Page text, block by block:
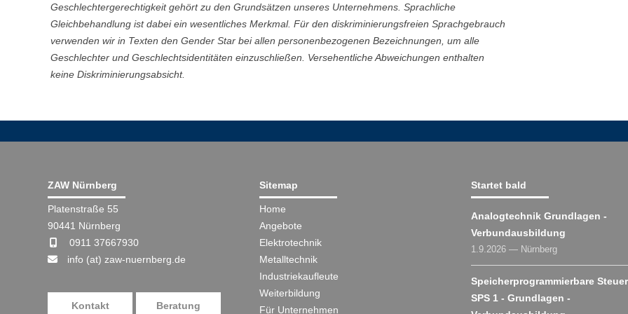
Geschlechtergerechtigkeit gehört zu den Grundsätzen unseres Unternehmens. Sprachliche
Gleichbehandlung ist dabei ein wesentliches Merkmal. Für den diskriminierungsfreien Sprachgebrauch
verwenden wir in Texten den Gender Star bei allen personenbezogenen Bezeichnungen, um alle
Geschlechter und Geschlechtsidentitäten einzuschließen. Versehentliche Abweichungen enthalten
keine Diskriminierungsabsicht.
ZAW Nürnberg
Platenstraße 55
90441 Nürnberg
0911 37667930
info (at) zaw-nuernberg.de
Kontakt Beratung
Sitemap
Home
Angebote
Elektrotechnik
Metalltechnik
Industriekaufleute
Weiterbildung
Für Unternehmen
Startet bald
Analogtechnik Grundlagen -
Verbundausbildung
1.9.2026 — Nürnberg
Speicherprogrammierbare
SPS 1 - Grundlagen -